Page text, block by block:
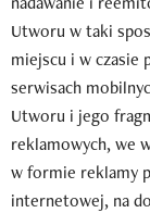
Utworu w taki
miejscu i w czasie
serwisach
Utworu i jego
reklamowych, we
w formie reklamy
internetowej, na